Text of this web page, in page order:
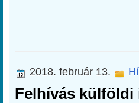
2018. február 13.
Felhívás